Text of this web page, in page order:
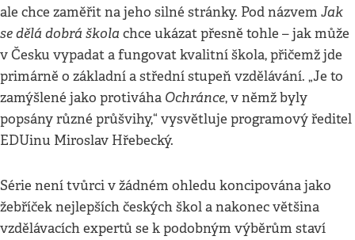
ale chce zaměřit na jeho silné stránky. Pod názvem Jak
se dělá dobrá škola chce ukázat přesně tohle – jak může
v Česku vypadat a fungovat kvalitní škola, přičemž jde
primárně o základní a střední stupeň vzdělávání. „Je to
zamýšlené jako protiváha Ochránce, v němž byly
popsány různé průšvihy,“ vysvětluje programový ředitel
EDUinu Miroslav Hřebecký.
Série není tvůrci v žádném ohledu koncipována jako
žebříček nejlepších českých škol a nakonec většina
vzdělávacích expertů se k podobným výběrům staví